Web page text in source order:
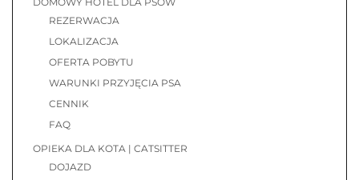
REZERWACJA
LOKALIZACJA
OFERTA POBYTU
WARUNKI PRZYJĘCIA PSA
CENNIK
FAQ
OPIEKA DLA KOTA | CATSITTER
DOJAZD